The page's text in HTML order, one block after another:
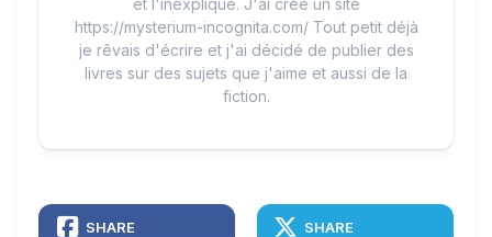
et l'inexpliqué. J'ai créé un site
https://mysterium-incognita.com/ Tout petit déjà
je rêvais d'écrire et j'ai décidé de publier des
livres sur des sujets que j'aime et aussi de la
fiction.
SHARE SHARE